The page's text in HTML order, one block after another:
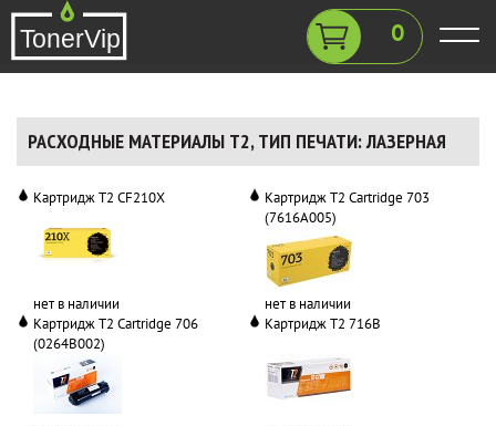
0
РАСХОДНЫЕ МАТЕРИАЛЫ T2, ТИП ПЕЧАТИ: ЛАЗЕРНАЯ
Картридж T2 CF210X
нет в наличии
Картридж T2 Cartridge 703
(7616A005)
нет в наличии
Картридж T2 Cartridge 706
(0264B002)
Картридж T2 716B